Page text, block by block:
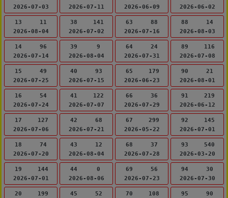
2026-07-03
13
11
2026-08-04
14
96
2026-07-14
15
49
2026-07-25
16
54
2026-07-24
17
127
2026-07-06
18
74
2026-07-20
19
144
2026-07-01
20
199
2026-07-11
38
141
2026-07-02
39
9
2026-08-04
40
93
2026-07-15
41
122
2026-07-07
42
68
2026-07-21
43
12
2026-08-04
44
0
2026-08-06
45
52
2026-06-09
63
88
2026-07-16
64
24
2026-07-31
65
179
2026-06-23
66
36
2026-07-29
67
299
2026-05-22
68
37
2026-07-28
69
56
2026-07-23
70
108
2026-06-02
88
14
2026-08-03
89
116
2026-07-08
90
21
2026-08-01
91
219
2026-06-12
92
145
2026-07-01
93
540
2026-03-20
94
30
2026-07-30
95
90